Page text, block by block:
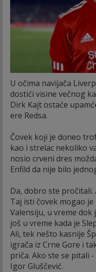
U očima navijača
dostići visine večnog
Dirk Kajt ostaće
ere Redsa.
Čovek koji je doneo
kao i strelac nekoliko
nosio crveni dres
Enfild da nije bilo
Da, dobro ste
Taj isti čovek mogao
Valensiju, u vreme dok
još u vreme kada je
Ali, tek nešto kasnije
igrača iz Crne Gore i
priča. Ako ste se pitali
Igor Gluščević.